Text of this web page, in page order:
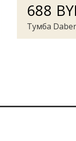
688
Тумба